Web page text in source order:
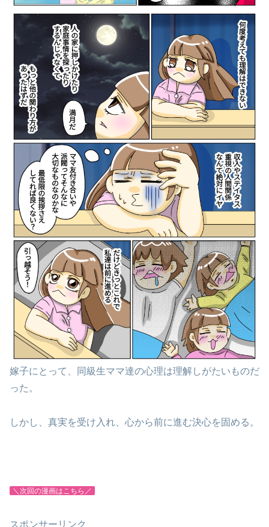
嫁子にとって、同級生ママ達の心理は理解しがたいものだ
った。
しかし、真実を受け入れ、心から前に進む決心を固める。
＼次回の漫画はこちら／
スポンサーリンク